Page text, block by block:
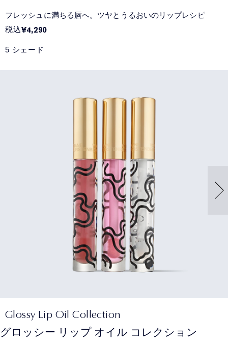
フレッシュに満ちる唇へ。ツヤとうるおいのリップレシピ
税込¥4,290
5 シェード
Glossy Lip Oil Collection
グロッシー リップ オイル コレクション